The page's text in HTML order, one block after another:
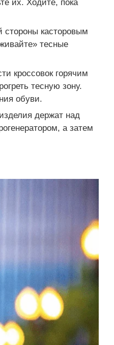
стороны касторовым
тесные
кроссовок горячим
тесную зону.
обуви.
держат над
а затем